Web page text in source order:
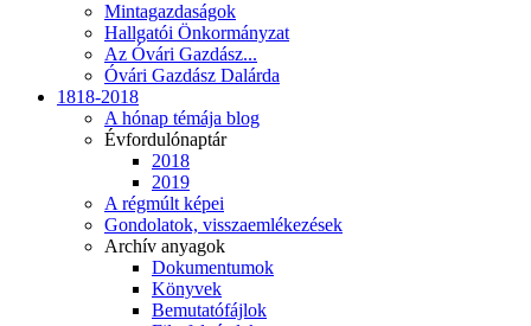
Mintagazdaságok
Hallgatói Önkormányzat
Az Óvári Gazdász...
Óvári Gazdász Dalárda
1818-2018
A hónap témája blog
Évfordulónaptár
2018
2019
A régmúlt képei
Gondolatok, visszaemlékezések
Archív anyagok
Dokumentumok
Könyvek
Bemutatófájlok